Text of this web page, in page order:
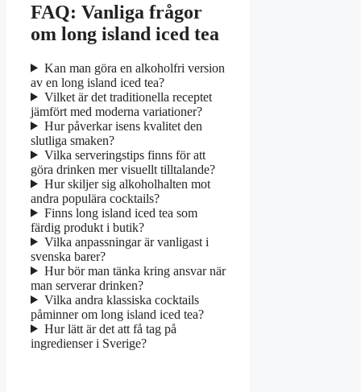
FAQ: Vanliga frågor
om long island iced tea
Kan man göra en alkoholfri version
av en long island iced tea?
Vilket är det traditionella receptet
jämfört med moderna variationer?
Hur påverkar isens kvalitet den
slutliga smaken?
Vilka serveringstips finns för att
göra drinken mer visuellt tilltalande?
Hur skiljer sig alkoholhalten mot
andra populära cocktails?
Finns long island iced tea som
färdig produkt i butik?
Vilka anpassningar är vanligast i
svenska barer?
Hur bör man tänka kring ansvar när
man serverar drinken?
Vilka andra klassiska cocktails
påminner om long island iced tea?
Hur lätt är det att få tag på
ingredienser i Sverige?